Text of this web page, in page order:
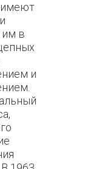
имеют
им в
и